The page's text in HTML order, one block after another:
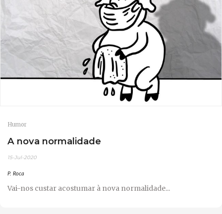
Humor
A nova normalidade
15-Jul-2020
P. Roca
Vai-nos custar acostumar à nova normalidade...